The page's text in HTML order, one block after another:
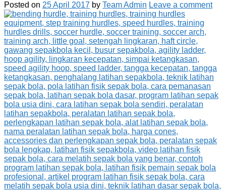
Posted on 25 April 2017 by Team Admin Leave a comment